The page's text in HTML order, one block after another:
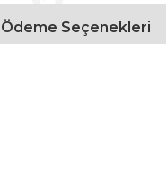
Seçenekleri